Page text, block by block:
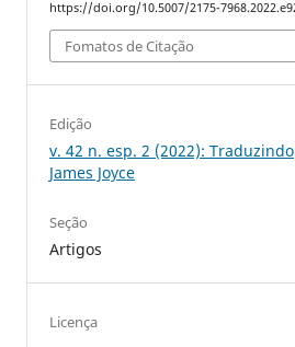
https://doi.org/10.5007/2175-
Fomatos de Citação
Edição
v. 42 n. esp. 2 (2022): Traduzindo
James Joyce
Seção
Artigos
Licença